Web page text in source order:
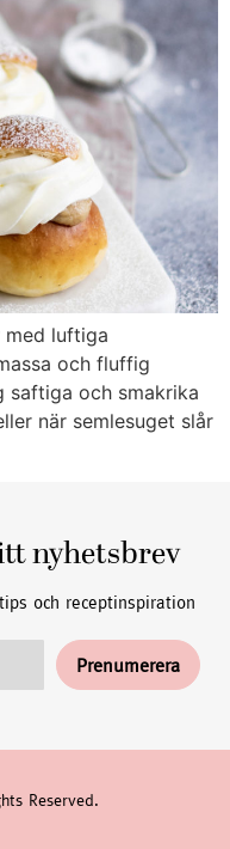
med luftiga
och fluffig
saftiga och smakrika
när semlesuget slår
nyhetsbrev
och receptinspiration
Reserved.